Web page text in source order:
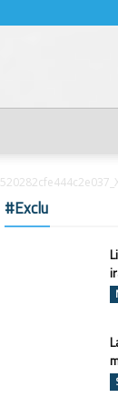
#Exclu